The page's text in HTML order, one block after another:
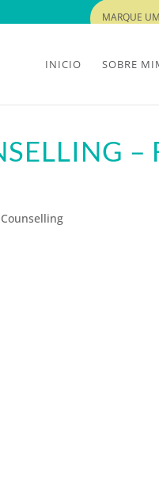
MARQUE
INICIO SOBRE
–
Counselling